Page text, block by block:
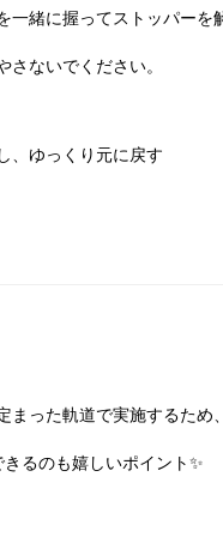
一緒に握ってストッパーを
ないでください。
、ゆっくり元に戻す
った軌道で実施するため
るのも嬉しいポイント✨